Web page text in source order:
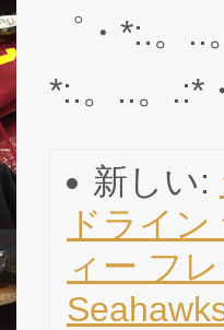
゜・*:.。
*:.。..。.:*
新しい:
ドライ
ィー フ